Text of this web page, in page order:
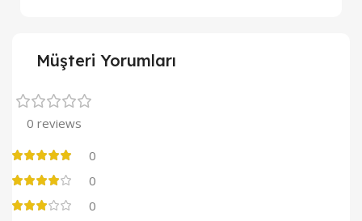
Müşteri Yorumları
0 reviews
0
0
0